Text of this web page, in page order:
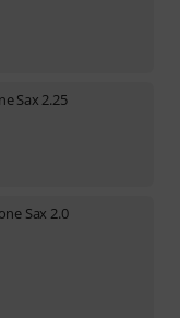
Sax 2.25
Sax 2.0